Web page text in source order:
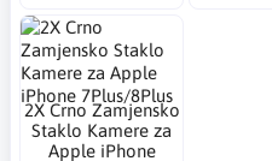
2X Crno Zamjensko
Staklo Kamere za
Apple iPhone